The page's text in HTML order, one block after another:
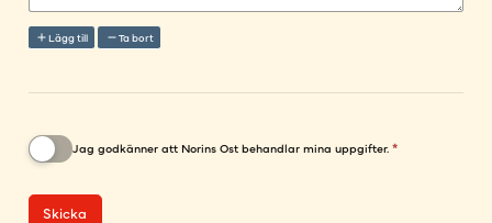
Lägg till Ta bort
Jag godkänner att Norins Ost behandlar mina uppgifter. *
Skicka